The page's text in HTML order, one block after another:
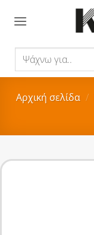
για..
Αρχική σελίδα /